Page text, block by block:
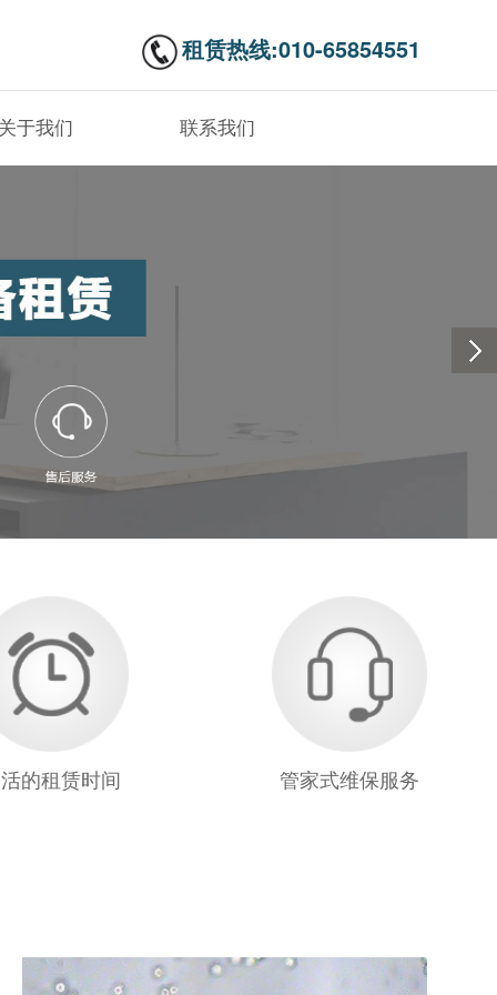
租赁热线:010-65854551
于我们 联系我们
的租赁时间 管家式维保服务